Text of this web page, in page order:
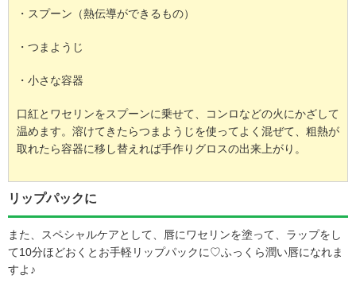
・スプーン（熱伝導ができるもの）
・つまようじ
・小さな容器
口紅とワセリンをスプーンに乗せて、コンロなどの火にかざして
温めます。溶けてきたらつまようじを使ってよく混ぜて、粗熱が
取れたら容器に移し替えれば手作りグロスの出来上がり。
リップパックに
また、スペシャルケアとして、唇にワセリンを塗って、ラップをし
て10分ほどおくとお手軽リップパックに♡ふっくら潤い唇になれま
すよ♪